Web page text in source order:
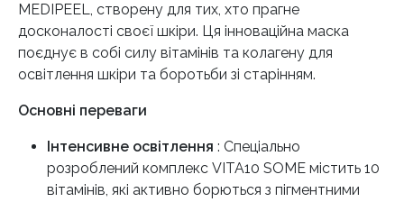
MEDIPEEL, створену для тих, хто прагне
досконалості своєї шкіри. Ця інноваційна маска
поєднує в собі силу вітамінів та колагену для
освітлення шкіри та боротьби зі старінням.
Основні переваги
Інтенсивне освітлення : Спеціально
розроблений комплекс VITA10 SOME містить 10
вітамінів, які активно борються з пігментними